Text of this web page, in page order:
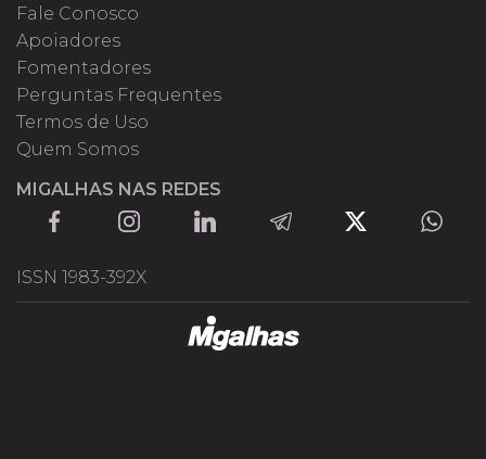
Fale Conosco
Apoiadores
Fomentadores
Perguntas Frequentes
Termos de Uso
Quem Somos
MIGALHAS NAS REDES
ISSN 1983-392X